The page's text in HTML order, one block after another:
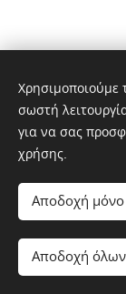
Τηλ:
Χρησιμοποιούμε
σωστή
για να σας
χρήσης.
Αποδοχή
Αποδοχή όλων